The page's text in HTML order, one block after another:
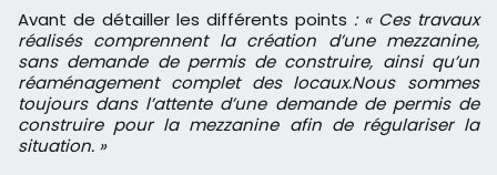
Avant de détailler les différents points : « Ces travaux
réalisés comprennent la création d’une mezzanine,
sans demande de permis de construire, ainsi qu’un
réaménagement complet des locaux.Nous sommes
toujours dans l’attente d’une demande de permis de
construire pour la mezzanine afin de régulariser la
situation. »